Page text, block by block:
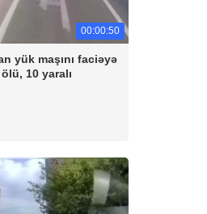
00:00:50
yük maşını faciəyə
10 yaralı